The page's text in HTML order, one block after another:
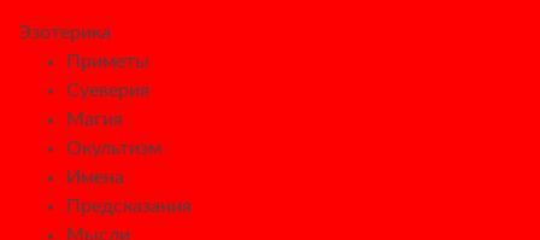
Эзотерика
Приметы
Суеверия
Магия
Окультизм
Имена
Предсказания
Мысли